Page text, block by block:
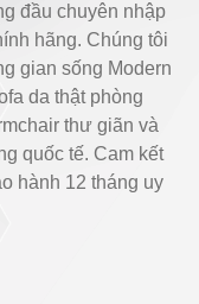
đầu chuyên nhập
hãng. Chúng tôi
gian sống Modern
da thật phòng
thư giãn và
quốc tế. Cam kết
hành 12 tháng uy